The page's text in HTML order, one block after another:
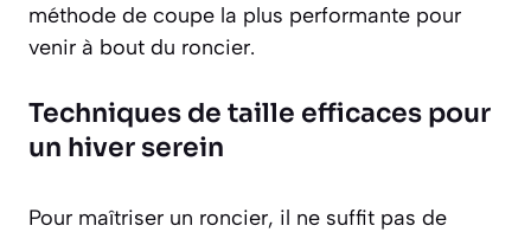
méthode de coupe la plus performante pour
venir à bout du roncier.
Techniques de taille efficaces pour
un hiver serein
Pour maîtriser un roncier, il ne suffit pas de